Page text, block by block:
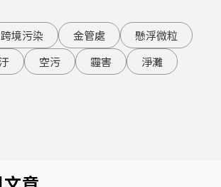
跨境污染 金管處
懸浮微粒
空污 霾害 淨灘